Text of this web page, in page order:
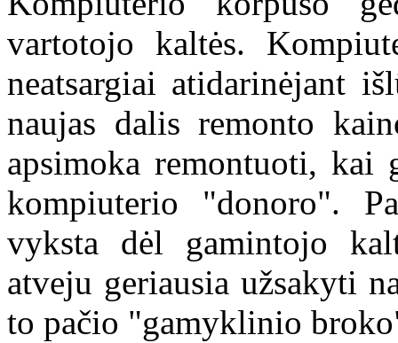
vartotojo kaltės.
neatsargiai atidarinėjant
naujas dalis remonto
apsimoka remontuoti,
kompiuterio "donoro".
vyksta dėl gamintojo
atveju geriausia užsakyti
to pačio "gamyklinio